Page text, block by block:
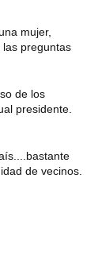
mujer,
las preguntas
de los
presidente.
de vecinos.